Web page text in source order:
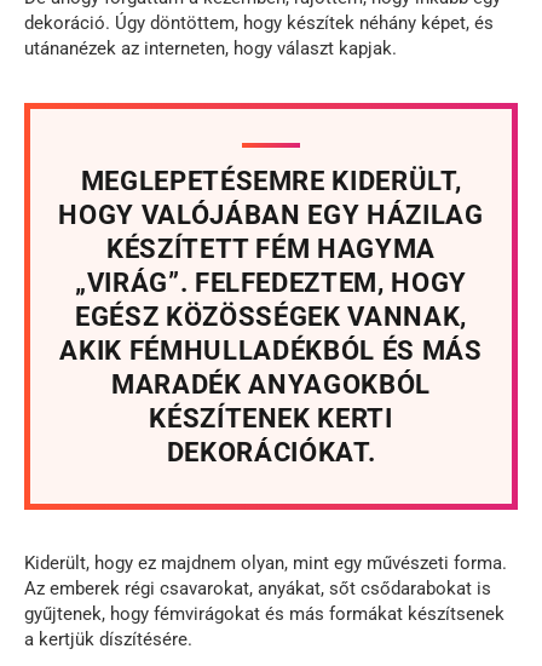
dekoráció. Úgy döntöttem, hogy készítek néhány képet, és
utánanézek az interneten, hogy választ kapjak.
MEGLEPETÉSEMRE KIDERÜLT,
HOGY VALÓJÁBAN EGY HÁZILAG
KÉSZÍTETT FÉM HAGYMA
„VIRÁG”. FELFEDEZTEM, HOGY
EGÉSZ KÖZÖSSÉGEK VANNAK,
AKIK FÉMHULLADÉKBÓL ÉS MÁS
MARADÉK ANYAGOKBÓL
KÉSZÍTENEK KERTI
DEKORÁCIÓKAT.
Kiderült, hogy ez majdnem olyan, mint egy művészeti forma.
Az emberek régi csavarokat, anyákat, sőt csődarabokat is
gyűjtenek, hogy fémvirágokat és más formákat készítsenek
a kertjük díszítésére.